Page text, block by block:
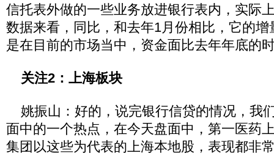
信托表外做的一些业务放进银行表内，实际
数据来看，同比，和去年1月份相比，它的
是在目前的市场当中，资金面比去年年底的
关注2：上海板块
姚振山：好的，说完银行信贷的情况，我
面中的一个热点，在今天盘面中，第一医药
集团以这些为代表的上海本地股，表现都非